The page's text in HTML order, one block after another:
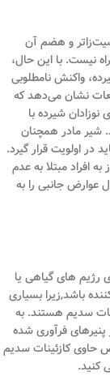
و هضم آن
نیست. با این حال،
واکنش نامطلوبی
نشان می‌دهد که
نوزادان شیرده با
شیر مادر همچنان
در اولویت قرار گیرد.
افراد مبتلا به عدم
جانبی را به
رژیم های گیاهی یا
باشد,زیرا بسیاری
سدیم هستند. به
پنیرهای فرآوری شده
حاوی کازئینات سدیم
کنید.